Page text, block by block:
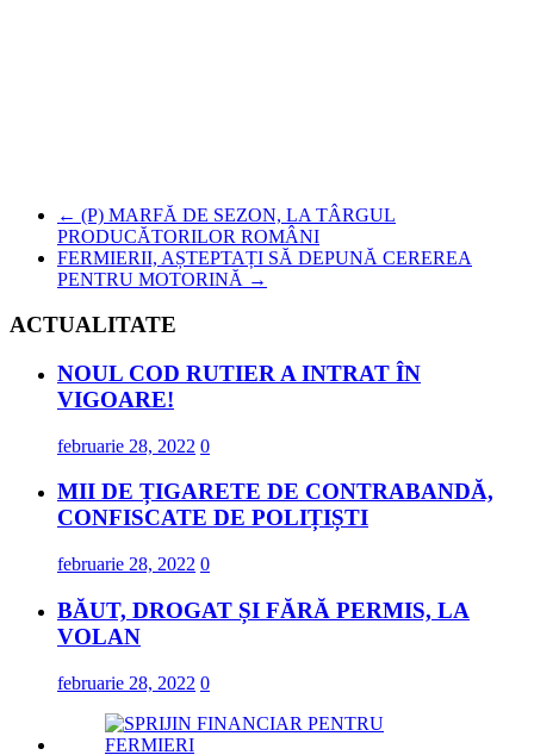
← (P) MARFĂ DE SEZON, LA TÂRGUL
PRODUCĂTORILOR ROMÂNI
FERMIERII, AȘTEPTAȚI SĂ DEPUNĂ CEREREA
PENTRU MOTORINĂ →
ACTUALITATE
NOUL COD RUTIER A INTRAT ÎN
VIGOARE!
februarie 28, 2022 0
MII DE ȚIGARETE DE CONTRABANDĂ,
CONFISCATE DE POLIȚIȘTI
februarie 28, 2022 0
BĂUT, DROGAT ȘI FĂRĂ PERMIS, LA
VOLAN
februarie 28, 2022 0